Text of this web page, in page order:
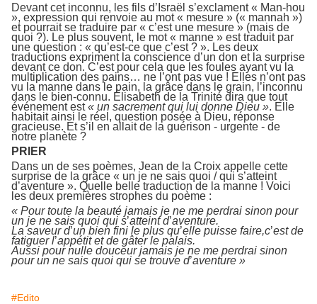
Devant cet inconnu, les fils d’Israël s’exclament « Man-hou
», expression qui renvoie au mot « mesure » (« mannah »)
et pourrait se traduire par « c’est une mesure » (mais de
quoi ?). Le plus souvent, le mot « manne » est traduit par
une question : « qu’est-ce que c’est ? ». Les deux
traductions expriment la conscience d’un don et la surprise
devant ce don. C’est pour cela que les foules ayant vu la
multiplication des pains… ne l’ont pas vue ! Elles n’ont pas
vu la manne dans le pain, la grâce dans le grain, l’inconnu
dans le bien-connu. Élisabeth de la Trinité dira que tout
événement est« un sacrement qui lui donne Dieu ». Elle
habitait ainsi le réel, question posée à Dieu, réponse
gracieuse. Et s’il en allait de la guérison - urgente - de
notre planète ?
PRIER
Dans un de ses poèmes, Jean de la Croix appelle cette
surprise de la grâce « un je ne sais quoi / qui s’atteint
d’aventure ». Quelle belle traduction de la manne ! Voici
les deux premières strophes du poème :
« Pour toute la beauté jamais je ne me perdrai sinon pour
un je ne sais quoi qui s’atteint d’aventure.
La saveur d’un bien fini le plus qu’elle puisse faire,c’est de
fatiguer l’appétit et de gâter le palais.
Aussi pour nulle douceur jamais je ne me perdrai sinon
pour un ne sais quoi qui se trouve d’aventure »
#Edito